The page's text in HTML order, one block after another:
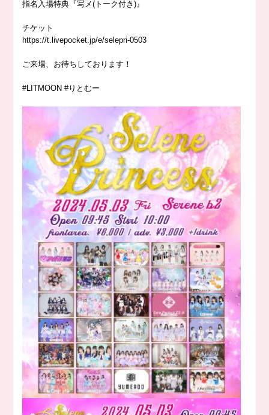
指名入場特典『写メ(トーク付き)』
チケット
https://t.livepocket.jp/e/selepri-0503
ご来場、お待ちしております！
#LITMOON #りとむー